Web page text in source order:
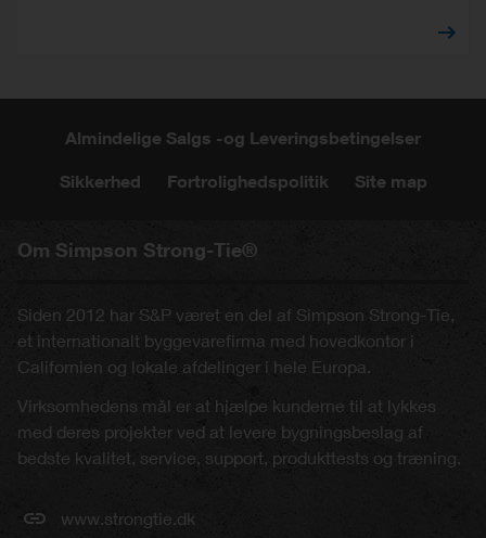
Almindelige Salgs -og Leveringsbetingelser
Sikkerhed Fortrolighedspolitik Site map
Om Simpson Strong-Tie®
Siden 2012 har S&P været en del af Simpson Strong-Tie,
et internationalt byggevarefirma med hovedkontor i
Californien og lokale afdelinger i hele Europa.
Virksomhedens mål er at hjælpe kunderne til at lykkes
med deres projekter ved at levere bygningsbeslag af
bedste kvalitet, service, support, produkttests og træning.
www.strongtie.dk